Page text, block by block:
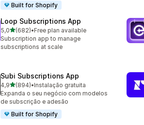
Built for Shopify
Loop Subscriptions App
5,0de 5 estrelas
(682)
682 total de avaliações
•Free plan available
Subscription app to manage
subscriptions at scale
Subi Subscriptions App
4,9de 5 estrelas
(894)
894 total de avaliações
•Instalação gratuita
Expanda o seu negócio com modelos
de subscrição e adesão
Built for Shopify